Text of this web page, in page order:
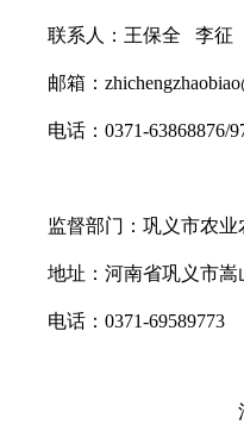
联系人：王保全 李征
邮箱：
电话： 0371-63868876/
监督部门：巩义市农
地址：河南省巩义市嵩
电话： 0371-69589773